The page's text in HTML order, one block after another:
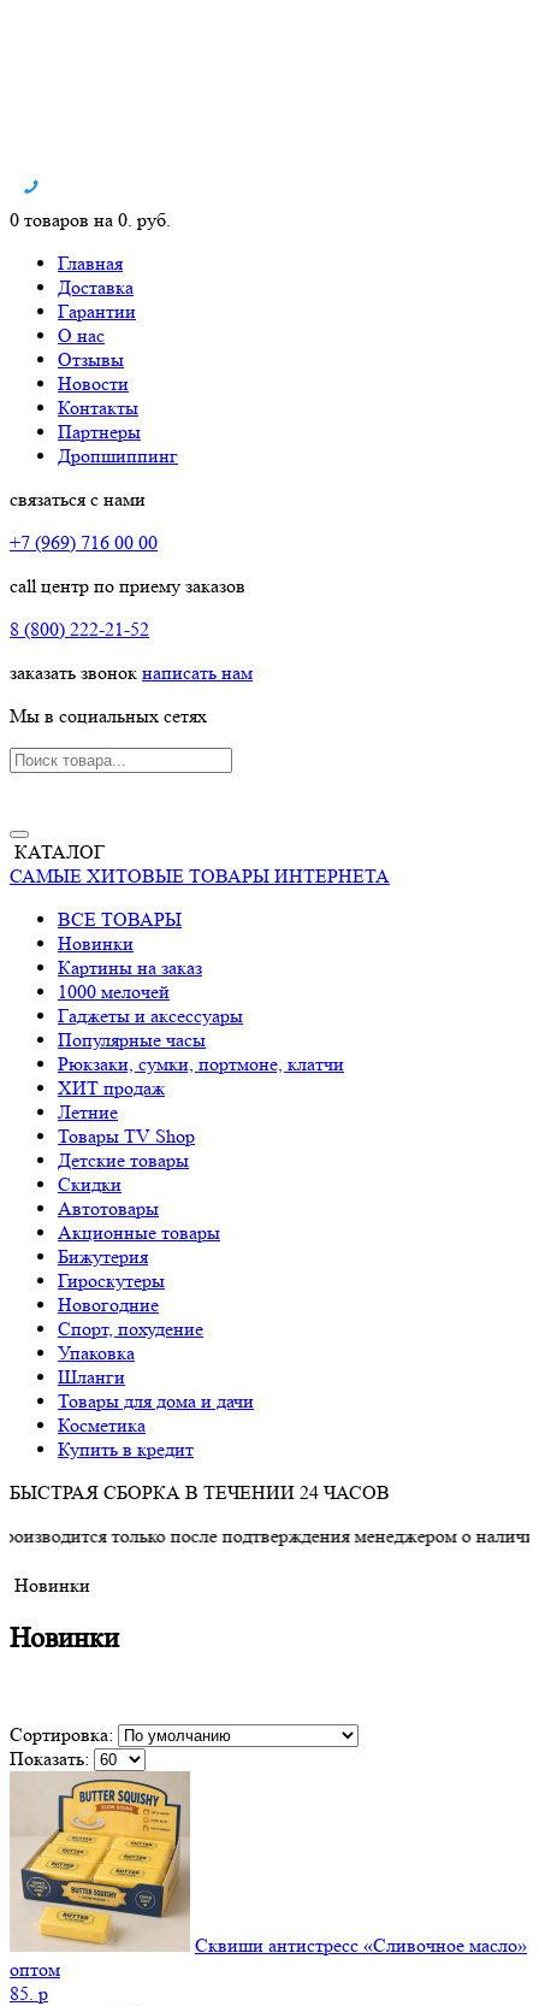
0 товаров на 0. руб.
Главная
Доставка
Гарантии
О нас
Отзывы
Новости
Контакты
Партнеры
Дропшиппинг
связаться с нами
+7 (969) 716 00 00
call центр по приему заказов
8 (800) 222-21-52
заказать звонок написать нам
Мы в социальных сетях
КАТАЛОГ
САМЫЕ ХИТОВЫЕ ТОВАРЫ ИНТЕРНЕТА
ВСЕ ТОВАРЫ
Новинки
Картины на заказ
1000 мелочей
Гаджеты и аксессуары
Популярные часы
Рюкзаки, сумки, портмоне, клатчи
ХИТ продаж
Летние
Товары TV Shop
Детские товары
Cкидки
Автотовары
Акционные товары
Бижутерия
Гироскутеры
Новогодние
Спорт, похудение
Упаковка
Шланги
Товары для дома и дачи
Косметика
Купить в кредит
БЫСТРАЯ СБОРКА В ТЕЧЕНИИ 24 ЧАСОВ
только после подтверждения менеджером о наличии товара.
Новинки
Новинки
Сортировка:
Показать:
Сквиши антистресс «Сливочное масло»
оптом
85. p